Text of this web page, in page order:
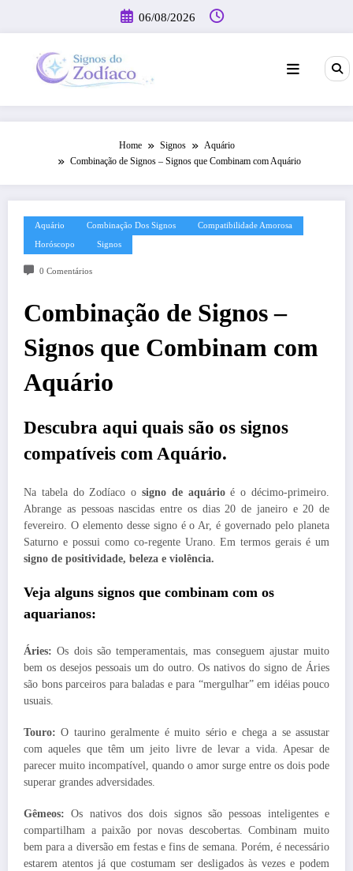
o
06/08/2026
Home Signos
Aquário
Combinação de Signos – Signos que Combinam com Aquário
Aquário Combinação Dos Signos Compatibilidade Amorosa
Horóscopo Signos
0 Comentários
Combinação de Signos –
Signos que Combinam com
Aquário
Descubra aqui quais são os signos
compatíveis com Aquário.
Na tabela do Zodíaco o signo de aquárioé o décimo-primeiro.
Abrange as pessoas nascidas entre os dias 20 de janeiro e 20 de
fevereiro. O elemento desse signo é o Ar, é governado pelo planeta
Saturno e possui como co-regente Urano. Em termos gerais é um
signo de positividade, beleza e violência.
Veja alguns signos que combinam com os
aquarianos:
Áries: Os dois são temperamentais, mas conseguem ajustar muito
bem os desejos pessoais um do outro. Os nativos do signo de Áries
são bons parceiros para baladas e para “mergulhar” em idéias pouco
usuais.
Touro: O taurino geralmente é muito sério e chega a se assustar
com aqueles que têm um jeito livre de levar a vida. Apesar de
parecer muito incompatível, quando o amor surge entre os dois pode
superar grandes adversidades.
Gêmeos: Os nativos dos dois signos são pessoas inteligentes e
compartilham a paixão por novas descobertas. Combinam muito
bem para a diversão em festas e fins de semana. Porém, é necessário
estarem atentos já que costumam ser desligados às vezes e podem